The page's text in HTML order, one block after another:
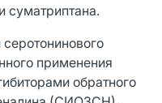
суматриптана.
применения
обратного